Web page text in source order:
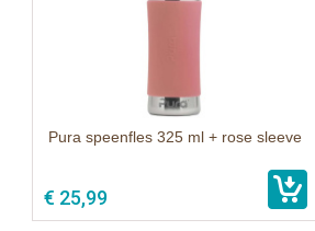
Pura speenfles 325 ml + rose sleeve
€ 25,99